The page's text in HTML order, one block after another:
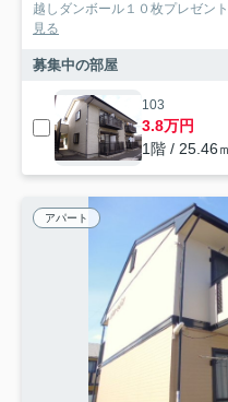
越しダンボール１０枚プレゼン
見る
募集中の部屋
103
3.8万円
1階 / 25.46
アパート